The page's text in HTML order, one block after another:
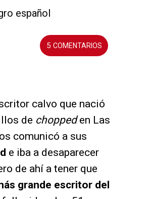
español
5
calvo que nació
de choppeden Las
comunicó a sus
e iba a desaparecer
de ahí a tener que
grande escritor del